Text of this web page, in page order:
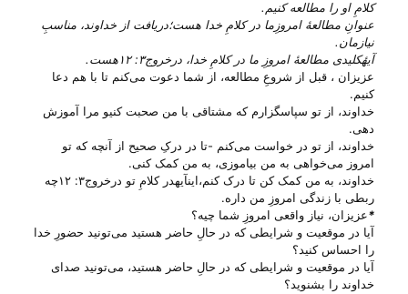
کلامِ او را مطالعه کنیم.
عنوانِ مطالعهٔ امروزِما در کلامِ خدا هست؛دریافت از خداوند، مناسبِ
نیازمان.
آیهٔکلیدی مطالعهٔ امروزِ ما در کلامِ خدا، درخروج۳: ۱۲هست.
عزیزان ، قبل از شروعِ مطالعه، از شما دعوت می‌‌کنم تا با هم دعا
کنیم.
خداوند، از تو سپاسگزارم که مشتاقی با من صحبت کنیو مرا آموزش
دهی.
خداوند، از تو در خواست می‌‌کنم -تا در درکِ صحیح از آنچه که تو
امروز می‌‌خواهی به من بیاموزی، به من کمک کنی.
خداوند، به من کمک کن تا درک کنم،اینآیهدر کلامِ تو درخروج۳: ۱۲چه
ربطی با زندگی امروزِ من داره.
*عزیزان، نیاز واقعی امروزِ شما چیه؟
آیا در موقعیت و شرایطی که در حالِ حاضر هستید می‌‌تونید حضورِ خدا
را احساس کنید؟
آیا در موقعیت و شرایطی که در حالِ حاضر هستید، می‌‌تونید صدای
خداوند را بشنوید؟